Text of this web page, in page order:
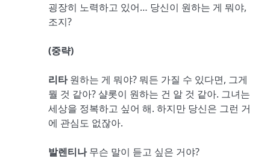
굉장히 노력하고 있어… 당신이 원하는 게 뭐야,
조지?
(중략)
리타원하는 게 뭐야? 뭐든 가질 수 있다면, 그게
뭘 것 같아? 샬롯이 원하는 건 알 것 같아. 그녀는
세상을 정복하고 싶어 해. 하지만 당신은 그런 거
에 관심도 없잖아.
발렌티나무슨 말이 듣고 싶은 거야?